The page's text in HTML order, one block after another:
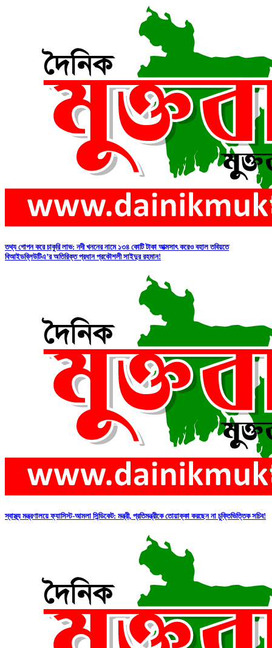
তথ্য গোপন করে চাকুরি লাভ: নদী খননের নামে ১৩৪ কোটি টাকা আত্মসাৎ করেও বহাল তবিয়তে
বিআইডব্লিউটিএ’র অতিরিক্ত প্রধান প্রকৌশলী সাইদুর রহমান!
স্বাস্থ্য মন্ত্রণালয়ে ফ্যাসিস্ট-আমলা সিন্ডিকেট: মন্ত্রী, প্রতিমন্ত্রীকে তোয়াক্কা করছেন না চুক্তিভিত্তিক সচিব!